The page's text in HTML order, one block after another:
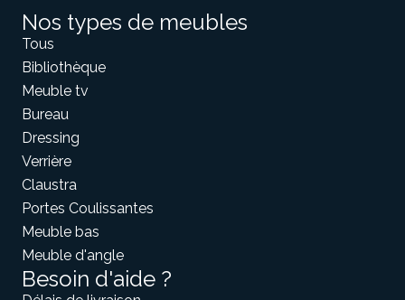
Nos types de meubles
Tous
Bibliothèque
Meuble tv
Bureau
Dressing
Verrière
Claustra
Portes Coulissantes
Meuble bas
Meuble d'angle
Besoin d'aide ?